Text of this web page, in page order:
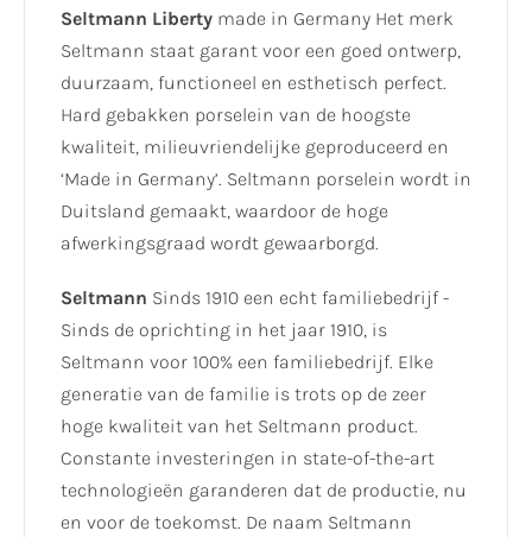
Seltmann Liberty made in Germany Het merk
Seltmann staat garant voor een goed ontwerp,
duurzaam, functioneel en esthetisch perfect.
Hard gebakken porselein van de hoogste
kwaliteit, milieuvriendelijke geproduceerd en
‘Made in Germany’. Seltmann porselein wordt in
Duitsland gemaakt, waardoor de hoge
afwerkingsgraad wordt gewaarborgd.
Seltmann Sinds 1910 een echt familiebedrijf -
Sinds de oprichting in het jaar 1910, is
Seltmann voor 100% een familiebedrijf. Elke
generatie van de familie is trots op de zeer
hoge kwaliteit van het Seltmann product.
Constante investeringen in state-of-the-art
technologieën garanderen dat de productie, nu
en voor de toekomst. De naam Seltmann